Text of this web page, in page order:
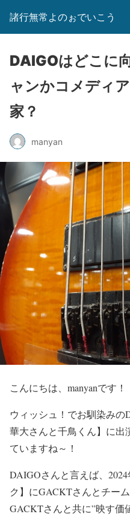
諸行無常よのぉでいこう
DAIGOはどこに
ャンかコメディ
家？
manyan
こんにちは、manyanです！
ウィッシュ！でお馴染みの
華大さんと千鳥くん】 に出
ていますね～！
DAIGOさんと言えば、
ク】 にGACKTさんとチー
GACKTさんと共に”映す価